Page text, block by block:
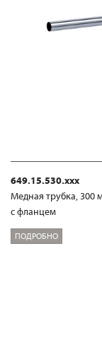
649.15.530.xxx
Медная трубка, 300
с фланцем
ПОДРОБНО